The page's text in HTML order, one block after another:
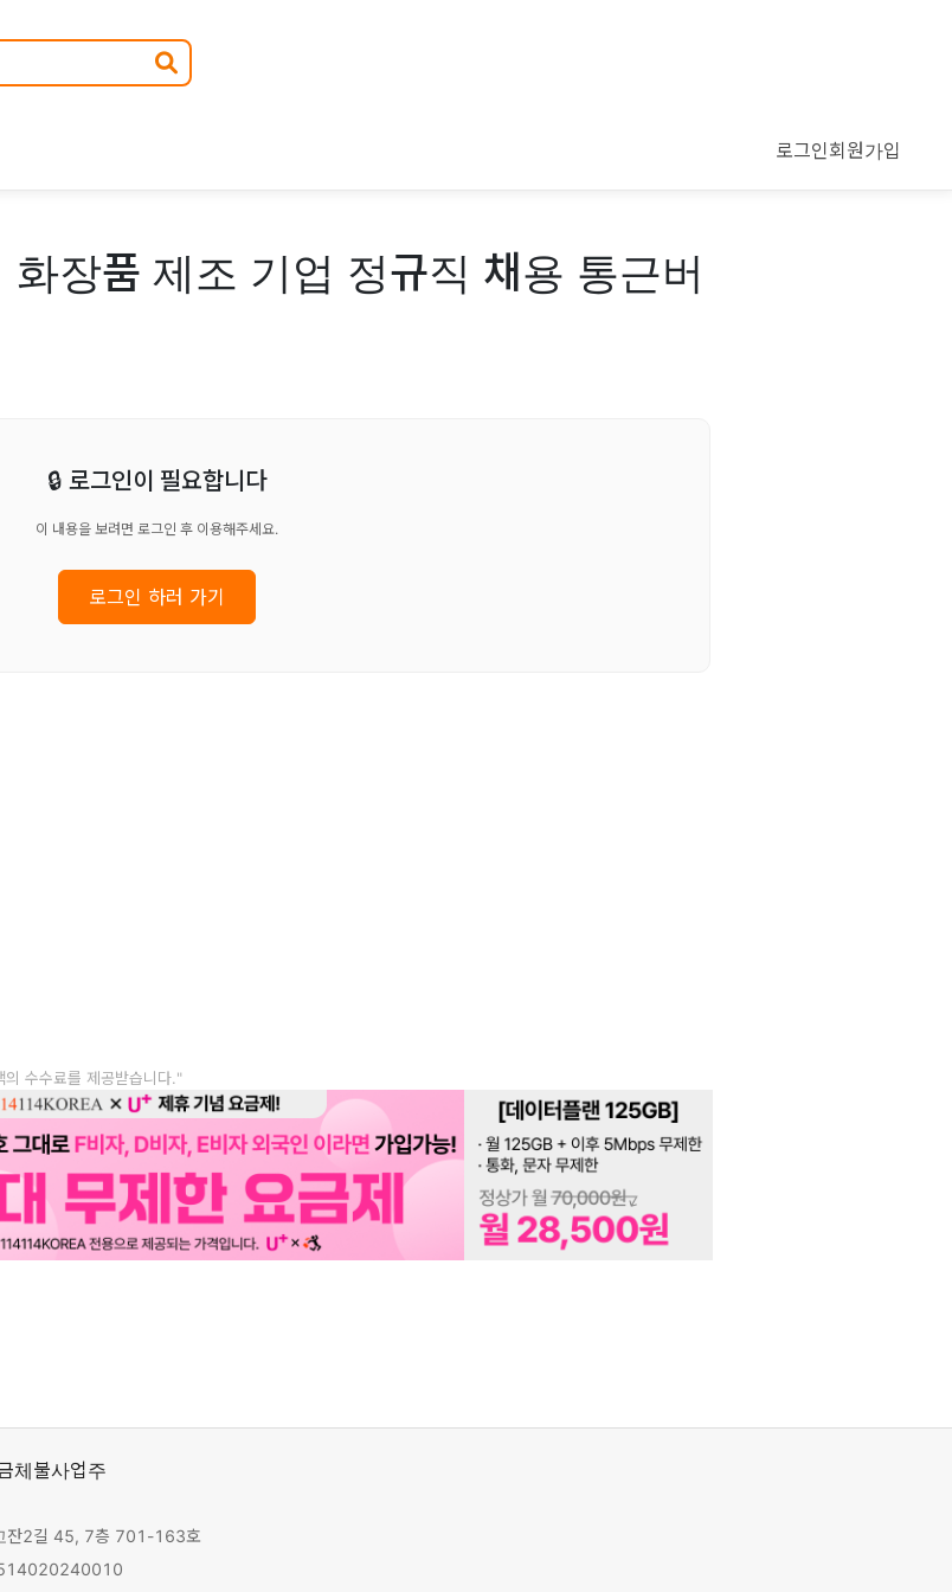
로그인회원가입
화장품 제조 기업 정규직 채용 통근버
🔒 로그인이 필요합니다
이 내용을 보려면 로그인 후 이용해주세요.
로그인 하러 가기
수수료를 제공받습니다."
체불사업주
잔2길 45, 7층 701-163호